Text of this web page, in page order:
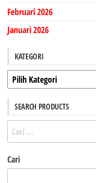
Februari 2026
Januari 2026
KATEGORI
Kategori
SEARCH PRODUCTS
Cari
untuk:
Cari